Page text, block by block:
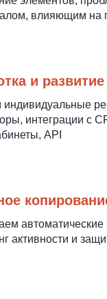
влияющим на
и
индивидуальные
интеграции с
API
активности и